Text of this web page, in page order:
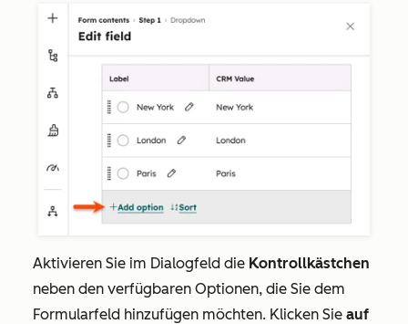
Aktivieren Sie im Dialogfeld die Kontrollkästchen
neben den verfügbaren Optionen, die Sie dem
Formularfeld hinzufügen möchten. Klicken Sie auf